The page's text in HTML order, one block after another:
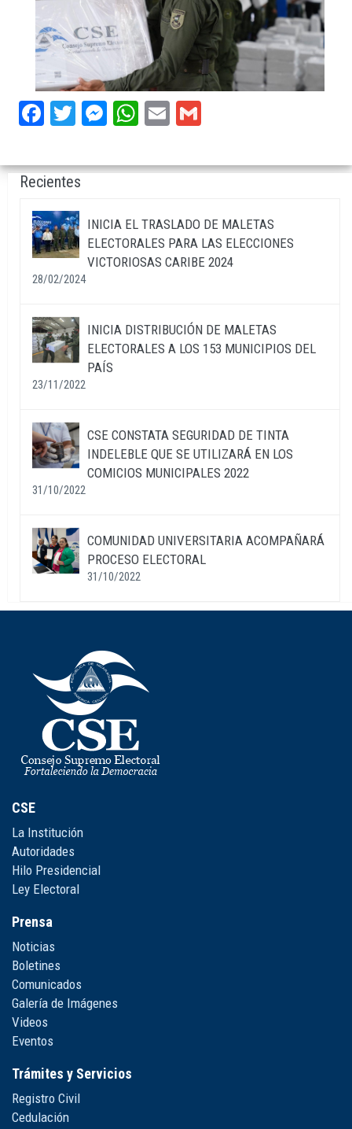
Facebook
TwitterMessenger
WhatsApp
Email
Recientes
INICIA EL TRASLADO DE MALETAS
ELECTORALES PARA LAS ELECCIONES
VICTORIOSAS CARIBE 2024
28/02/2024
INICIA DISTRIBUCIÓN DE MALETAS
ELECTORALES A LOS 153 MUNICIPIOS DEL
PAÍS
23/11/2022
CSE CONSTATA SEGURIDAD DE TINTA
INDELEBLE QUE SE UTILIZARÁ EN LOS
COMICIOS MUNICIPALES 2022
31/10/2022
COMUNIDAD UNIVERSITARIA ACOMPAÑARÁ
PROCESO ELECTORAL
31/10/2022
CSE
La Institución
Autoridades
Hilo Presidencial
Ley Electoral
Prensa
Noticias
Boletines
Comunicados
Galería de Imágenes
Videos
Eventos
Trámites y Servicios
Registro Civil
Cedulación